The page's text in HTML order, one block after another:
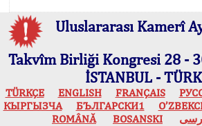
Uluslararası Kamerî
Takvîm Birliği Kongresi 28 -
İSTANBUL -
TÜRKÇE ENGLISH FRANÇAIS
КЫPГЫЗЧA
БЪЛГАРСКИ1
ROMÂNĂ
BOSANSKI